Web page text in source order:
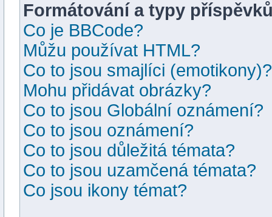
Formátování a typy
Co je BBCode?
Můžu používat HTML?
Co to jsou smajlíci (emotikony)?
Mohu přidávat obrázky?
Co to jsou Globální oznámení?
Co to jsou oznámení?
Co to jsou důležitá témata?
Co to jsou uzamčená témata?
Co jsou ikony témat?